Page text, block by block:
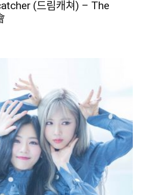
(드림캐쳐) – The